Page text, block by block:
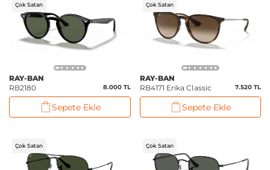
Çok Satan
RAY-BAN
RB2180
8.000 TL
Sepete Ekle
Çok Satan
RAY-BAN
RB4171 Erika Classic
7.520 TL
Sepete Ekle
Çok Satan Çok Satan